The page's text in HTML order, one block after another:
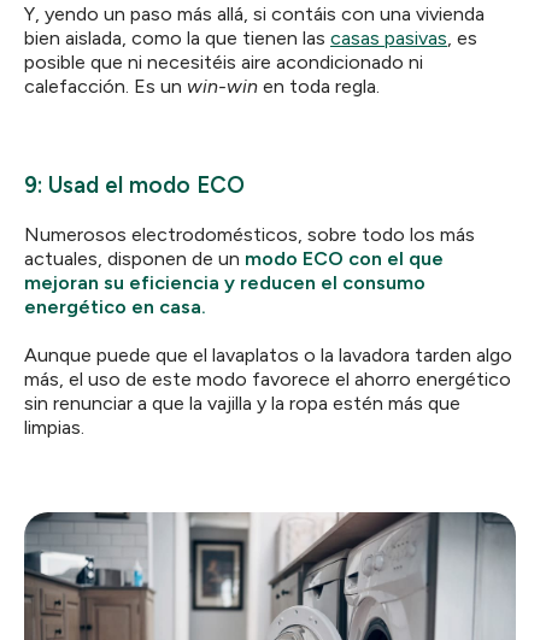
Y, yendo un paso más allá, si contáis con una vivienda
bien aislada, como la que tienen las casas pasivas, es
posible que ni necesitéis aire acondicionado ni
calefacción. Es un win-win en toda regla.
9: Usad el modo ECO
Numerosos electrodomésticos, sobre todo los más
actuales, disponen de un modo ECO con el que
mejoran su eficiencia y reducen el consumo
energético en casa.
Aunque puede que el lavaplatos o la lavadora tarden algo
más, el uso de este modo favorece el ahorro energético
sin renunciar a que la vajilla y la ropa estén más que
limpias.